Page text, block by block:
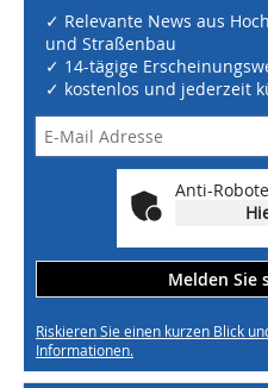
✓ Relevante News aus
und Straßenbau
✓ 14-tägige
✓ kostenlos und jederzeit
Anti-
Melden Sie
Riskieren Sie einen kurzen Blick
Informationen.